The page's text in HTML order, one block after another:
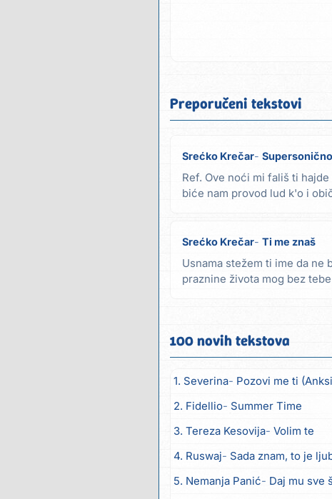
Preporučeni tekstovi
Srećko Krečar Supersonično
Ref. Ove noći mi fališ ti
biće nam provod lud k'o i
Srećko Krečar Ti me znaš
Usnama stežem ti ime da ne
praznine života mog bez
100 novih tekstova
1. Severina Pozovi me ti
2. Fidellio Summer Time
3. Tereza Kesovija Volim te
4. Ruswaj Sada znam, to je
5. Nemanja Panić Daj mu sve